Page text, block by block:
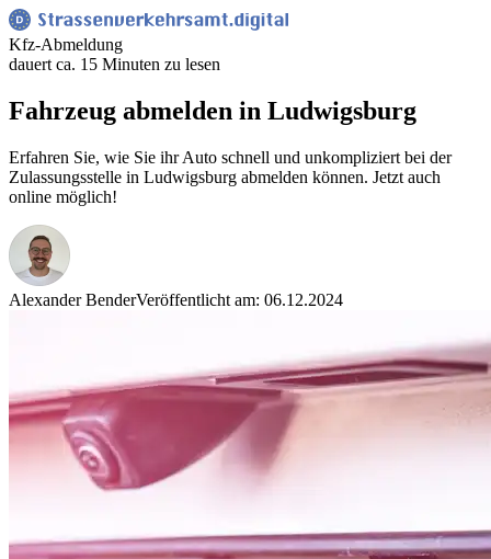
Kfz-Abmeldung
dauert ca. 15 Minuten zu lesen
Fahrzeug abmelden in Ludwigsburg
Erfahren Sie, wie Sie ihr Auto schnell und unkompliziert bei der
Zulassungsstelle in Ludwigsburg abmelden können. Jetzt auch
online möglich!
Alexander BenderVeröffentlicht am: 06.12.2024